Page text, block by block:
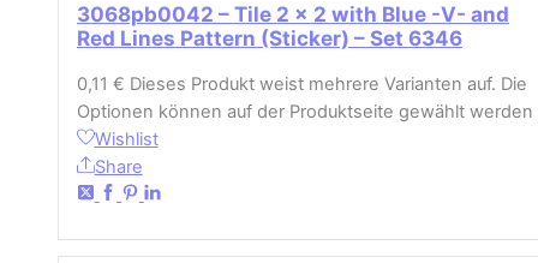
3068pb0042 – Tile 2 x 2 with Blue -V- and
Red Lines Pattern (Sticker) – Set 6346
0,11 € Dieses Produkt weist mehrere Varianten auf. Die
Optionen können auf der Produktseite gewählt werden
Wishlist
Share